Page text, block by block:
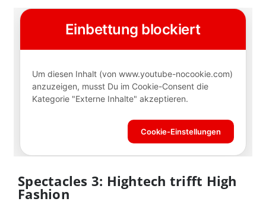
Spectacles 3: Hightech trifft High
Fashion